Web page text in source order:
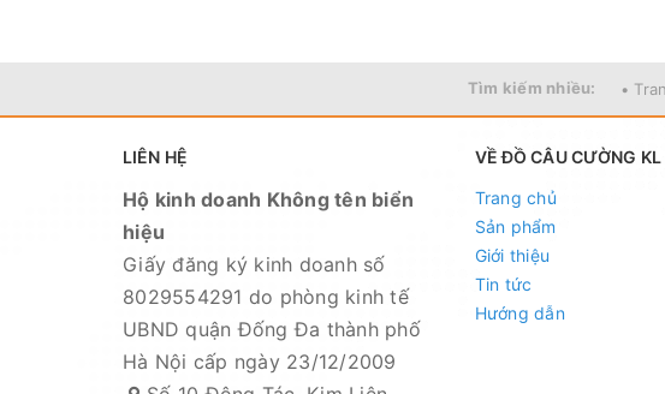
- Dây đai đèn bằng vải đàn hồi cao cấp, dây mềm và
- Đèn có 3 chế độ sáng khác nhau: Mạnh, yếu, nhấp
- Chất liệu cao cấp chính hãng, dây mềm và dầy, hộp
thoải mái, đèn chỉ nặng 180gram
CÁCH SỬ DỤNG LOẠI CÓ CẢM ỨNG:
- Khi khung nhựa có chữ LED phía sau chuyển sang màu
Tìm kiếm nhiều: •
LIÊN HỆ
Hộ kinh doanh Không tên biển
hiệu
Giấy đăng ký kinh doanh số
8029554291 do phòng kinh tế
UBND quận Đống Đa thành phố
Hà Nội cấp ngày 23/12/2009
VỀ ĐỒ CÂU CƯỜNG KL
Trang chủ
Sản phẩm
Giới thiệu
Tin tức
Hướng dẫn